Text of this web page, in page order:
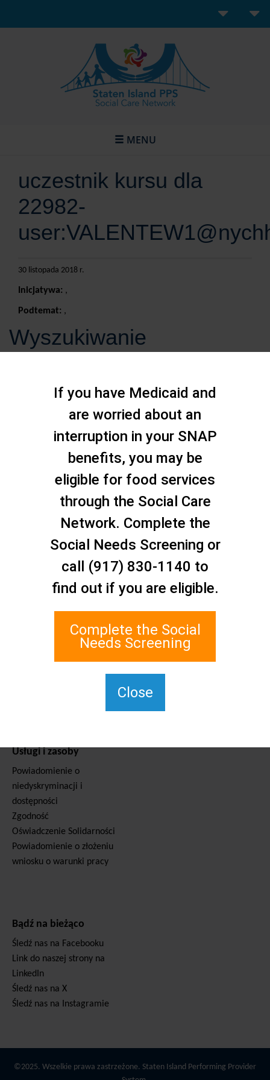
MENU
uczestnik kursu dla
22982-
30 listopada 2018 r.
Inicjatywa: ,
Podtemat: ,
Wyszukiwanie
Sieć opieki społecznej Staten
1 Edgewater Plaza, Suite 700
W przypadku TTY należy
wybrać numer 711.
Usługi i zasoby
Powiadomienie o
niedyskryminacji i
dostępności
Zgodność
Oświadczenie Solidarności
Powiadomienie o złożeniu
wniosku o warunki pracy
Bądź na bieżąco
Śledź nas na Facebooku
Link do naszej strony na
LinkedIn
Śledź nas na X
Śledź nas na Instagramie
©2025. Wszelkie prawa zastrzeżone. Staten Island Performing Provider
If you have Medicaid and
are worried about an
interruption in your SNAP
benefits, you may be
eligible for food services
through the Social Care
Network. Complete the
Social Needs Screening or
call (917) 830-1140 to
find out if you are eligible.
Complete the Social
Needs Screening
Close